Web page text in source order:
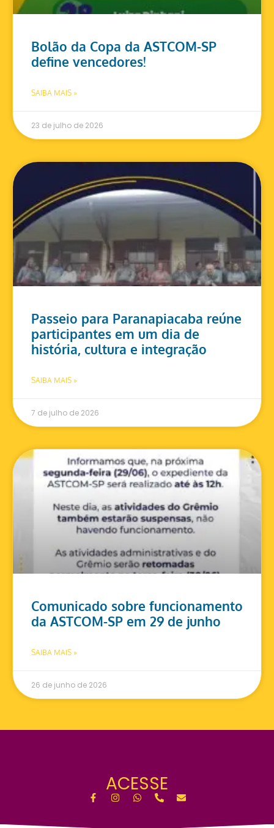
Bolão da Copa da ASTCOM-SP
define vencedores!
SAIBA MAIS »
23 de julho de 2026
Passeio para Paranapiacaba reúne
participantes em um dia de
história, cultura e integração
SAIBA MAIS »
7 de julho de 2026
Comunicado sobre funcionamento
da ASTCOM-SP em 29 de junho
SAIBA MAIS »
26 de junho de 2026
ACESSE